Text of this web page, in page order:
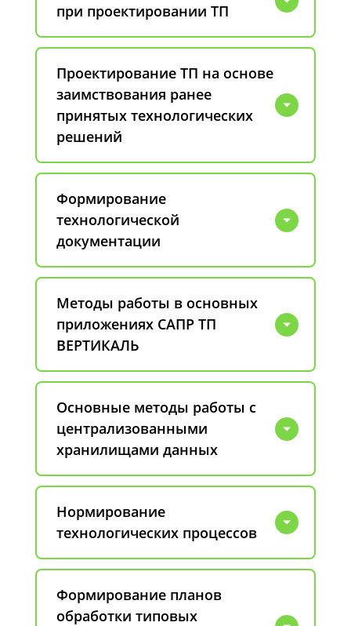
при проектировании ТП
Проектирование ТП на основе
заимствования ранее
принятых технологических
решений
Формирование
технологической
документации
Методы работы в основных
приложениях САПР ТП
ВЕРТИКАЛЬ
Основные методы работы с
централизованными
хранилищами данных
Нормирование
технологических процессов
Формирование планов
обработки типовых